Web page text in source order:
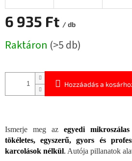
6 935 Ft / db
Raktáron (>5 db)
Hozzáadás a
Ismerje meg az egyedi
tökéletes, egyszerű, gyors és
karcolások nélkül. Autója pillanatok